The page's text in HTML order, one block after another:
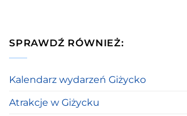
SPRAWDŹ RÓWNIEŻ:
Kalendarz wydarzeń Giżycko
Atrakcje w Giżycku